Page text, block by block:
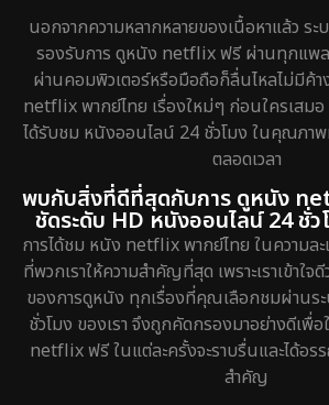
นอกจากความหลากหลายของเนื้อหาแล้ว ระ
รองรับการ ดูหนัง netflix ฟรี ผ่านทุกแพล
ผ่านคอมพิวเตอร์หรือมือถือก็ลื่นไหลไม่มีค้
netflix พากย์ไทย เรื่องใหม่ๆ ก่อนใครเสม
ได้รับชม หนังออนไลน์ 24 ชั่วโมง ในคุณภา
ตลอดเวลา
พบกับสิ่งที่ดีที่สุดกับการ ดูหนัง
ชัดระดับ HD หนังออนไลน์ 24 ชั่ว
การได้ชม หนัง netflix พากย์ไทย ในความล
ที่พวกเราให้ความสำคัญที่สุด เพราะเราเข้าใจ
ของการดูหนัง ทุกเรื่องที่คุณเลือกชมผ่านร
ชั่วโมง ของเรา จึงถูกคัดกรองมาอย่างดีเพื่
netflix ฟรี ในแต่ละครั้งจะราบรื่นและได้อ
สำคัญ